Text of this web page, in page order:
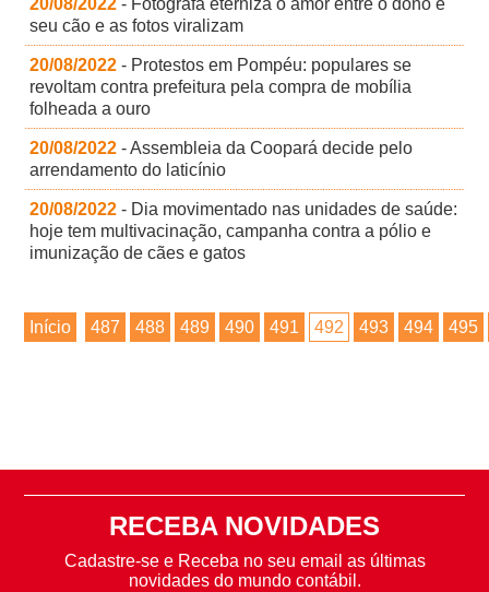
20/08/2022 - Fotógrafa eterniza o amor entre o dono e
seu cão e as fotos viralizam
20/08/2022 - Protestos em Pompéu: populares se
revoltam contra prefeitura pela compra de mobília
folheada a ouro
20/08/2022 - Assembleia da Coopará decide pelo
arrendamento do laticínio
20/08/2022 - Dia movimentado nas unidades de saúde:
hoje tem multivacinação, campanha contra a pólio e
imunização de cães e gatos
Início 487 488 489 490 491 492 493 494 495
RECEBA NOVIDADES
Cadastre-se e Receba no seu email as últimas
novidades do mundo contábil.